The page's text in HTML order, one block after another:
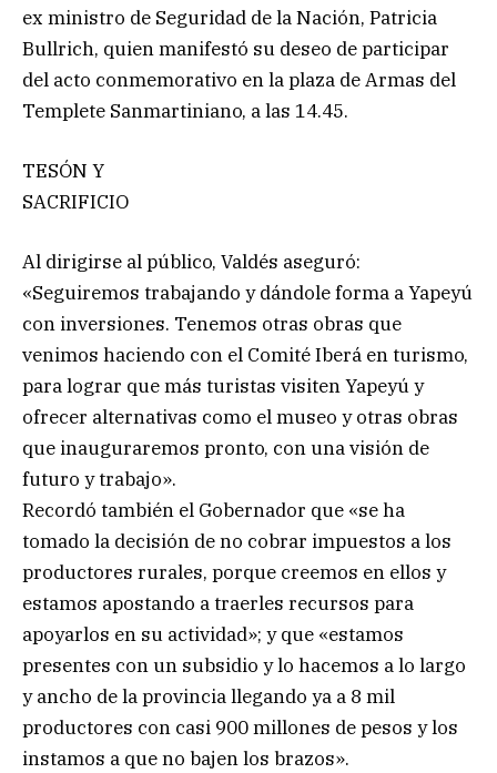
ex ministro de Seguridad de la Nación, Patricia
Bullrich, quien manifestó su deseo de participar
del acto conmemorativo en la plaza de Armas del
Templete Sanmartiniano, a las 14.45.
TESÓN Y
SACRIFICIO
Al dirigirse al público, Valdés aseguró:
«Seguiremos trabajando y dándole forma a Yapeyú
con inversiones. Tenemos otras obras que
venimos haciendo con el Comité Iberá en turismo,
para lograr que más turistas visiten Yapeyú y
ofrecer alternativas como el museo y otras obras
que inauguraremos pronto, con una visión de
futuro y trabajo».
Recordó también el Gobernador que «se ha
tomado la decisión de no cobrar impuestos a los
productores rurales, porque creemos en ellos y
estamos apostando a traerles recursos para
apoyarlos en su actividad»; y que «estamos
presentes con un subsidio y lo hacemos a lo largo
y ancho de la provincia llegando ya a 8 mil
productores con casi 900 millones de pesos y los
instamos a que no bajen los brazos».